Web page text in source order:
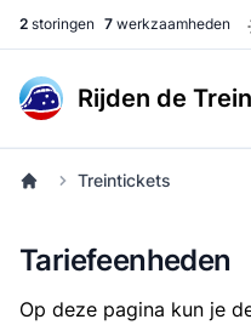
2 storingen 7 werkzaamheden
Rijden de
Treintickets
Tariefeenheden
Op deze pagina kun je